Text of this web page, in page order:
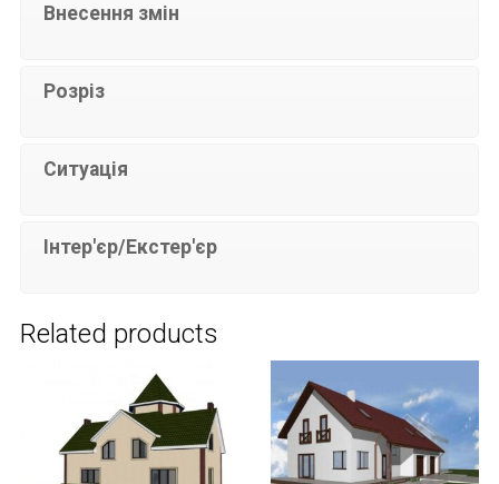
Внесення змін
Розріз
Ситуація
Інтер'єр/Екстер'єр
Related products